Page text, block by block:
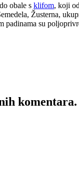
obale s klifom, koji
Žusterna,
padinama su
komentara.